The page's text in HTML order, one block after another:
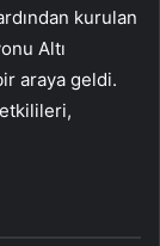
kurulan
Altı
araya geldi.